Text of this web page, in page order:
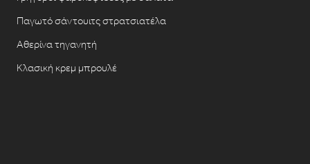
Παγωτό σάντουιτς στρατσιατέλα
Αθερίνα τηγανητή
Κλασική κρεμ μπρουλέ